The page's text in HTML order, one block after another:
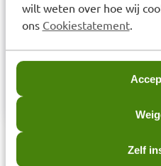
wilt weten over hoe wij
ons Cookiestatement.
Zelf
Responsible address:
CEDEX FR. Responsible
overvloedig spoelen.
Laatst bekeken